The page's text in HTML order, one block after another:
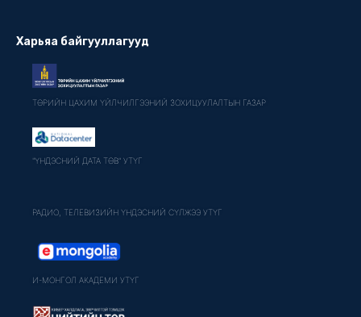
Харьяа байгууллагууд
ТӨРИЙН ЦАХИМ ҮЙЛЧИЛГЭЭНИЙ ЗОХИЦУУЛАЛТЫН ГАЗАР
"ҮНДЭСНИЙ ДАТА ТӨВ" УТҮГ
РАДИО, ТЕЛЕВИЗИЙН ҮНДЭСНИЙ СҮЛЖЭЭ УТҮГ
И-МОНГОЛ АКАДЕМИ УТҮГ